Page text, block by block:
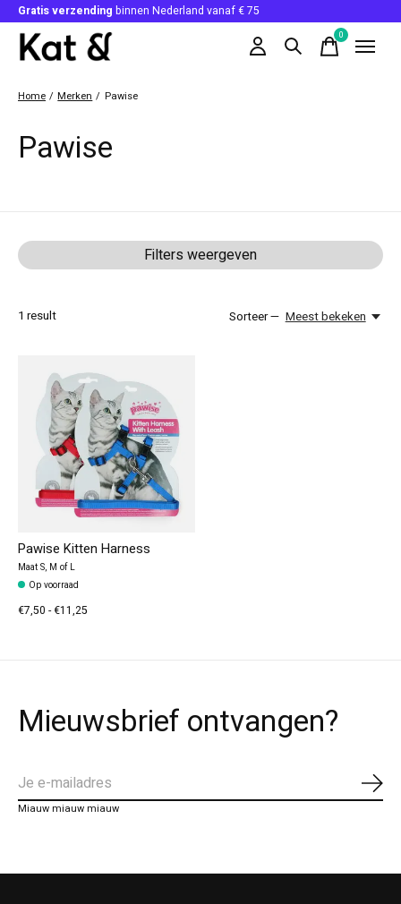
Gratis verzending binnen Nederland vanaf € 75
0items
Home / Merken / Pawise
Pawise
Filters weergeven
1 result Sorteer — Meest bekeken
Pawise Kitten Harness
Maat S, M of L
Op voorraad
€7,50 - €11,25
Mieuwsbrief ontvangen?
Miauw miauw miauw